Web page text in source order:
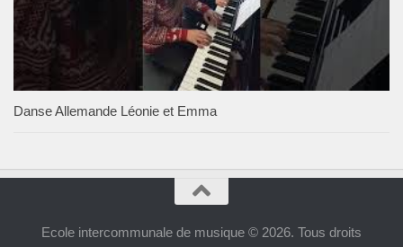
Danse Allemande Léonie et Emma
Ecole intercommunale de musique © 2026. Tous droits